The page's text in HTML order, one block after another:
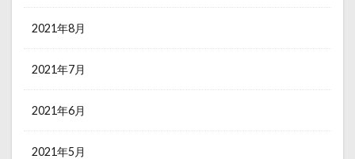
2021年8月
2021年7月
2021年6月
2021年5月